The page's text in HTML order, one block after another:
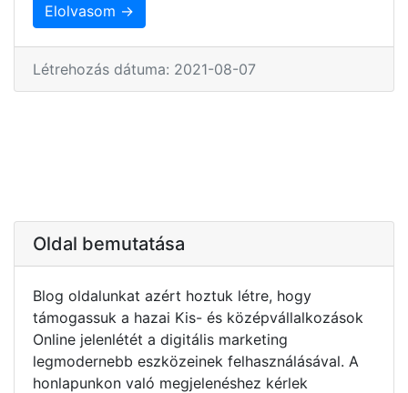
Elolvasom →
Létrehozás dátuma: 2021-08-07
Oldal bemutatása
Blog oldalunkat azért hoztuk létre, hogy
támogassuk a hazai Kis- és középvállalkozások
Online jelenlétét a digitális marketing
legmodernebb eszközeinek felhasználásával. A
honlapunkon való megjelenéshez kérlek